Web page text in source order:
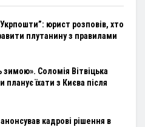
юрист розповів, хто
плутанину з правилами
зимою». Соломія Вітвіцька
планує їхати з Києва після
кадрові рішення в